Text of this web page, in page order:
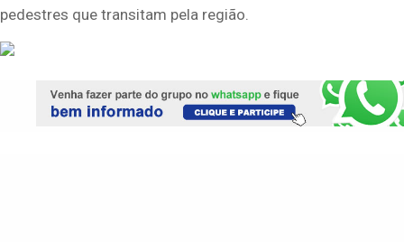
pedestres que transitam pela região.